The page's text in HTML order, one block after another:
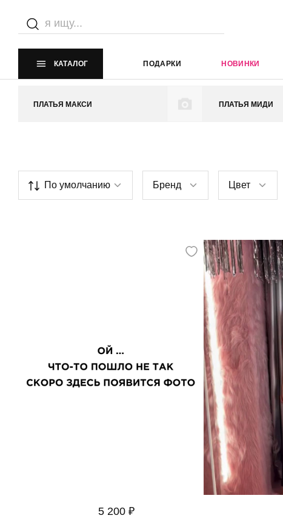
КАТАЛОГ ПОДАРКИ НОВИНКИ
Главная страница
Эротические платья
ПЛАТЬЯ МАКСИ ПЛАТЬЯ МИДИ
По умолчанию Бренд Цвет
5 200 ₽